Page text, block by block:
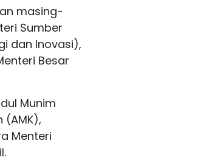
masing-
Sumber
dan Inovasi),
Besar
Munim
Menteri